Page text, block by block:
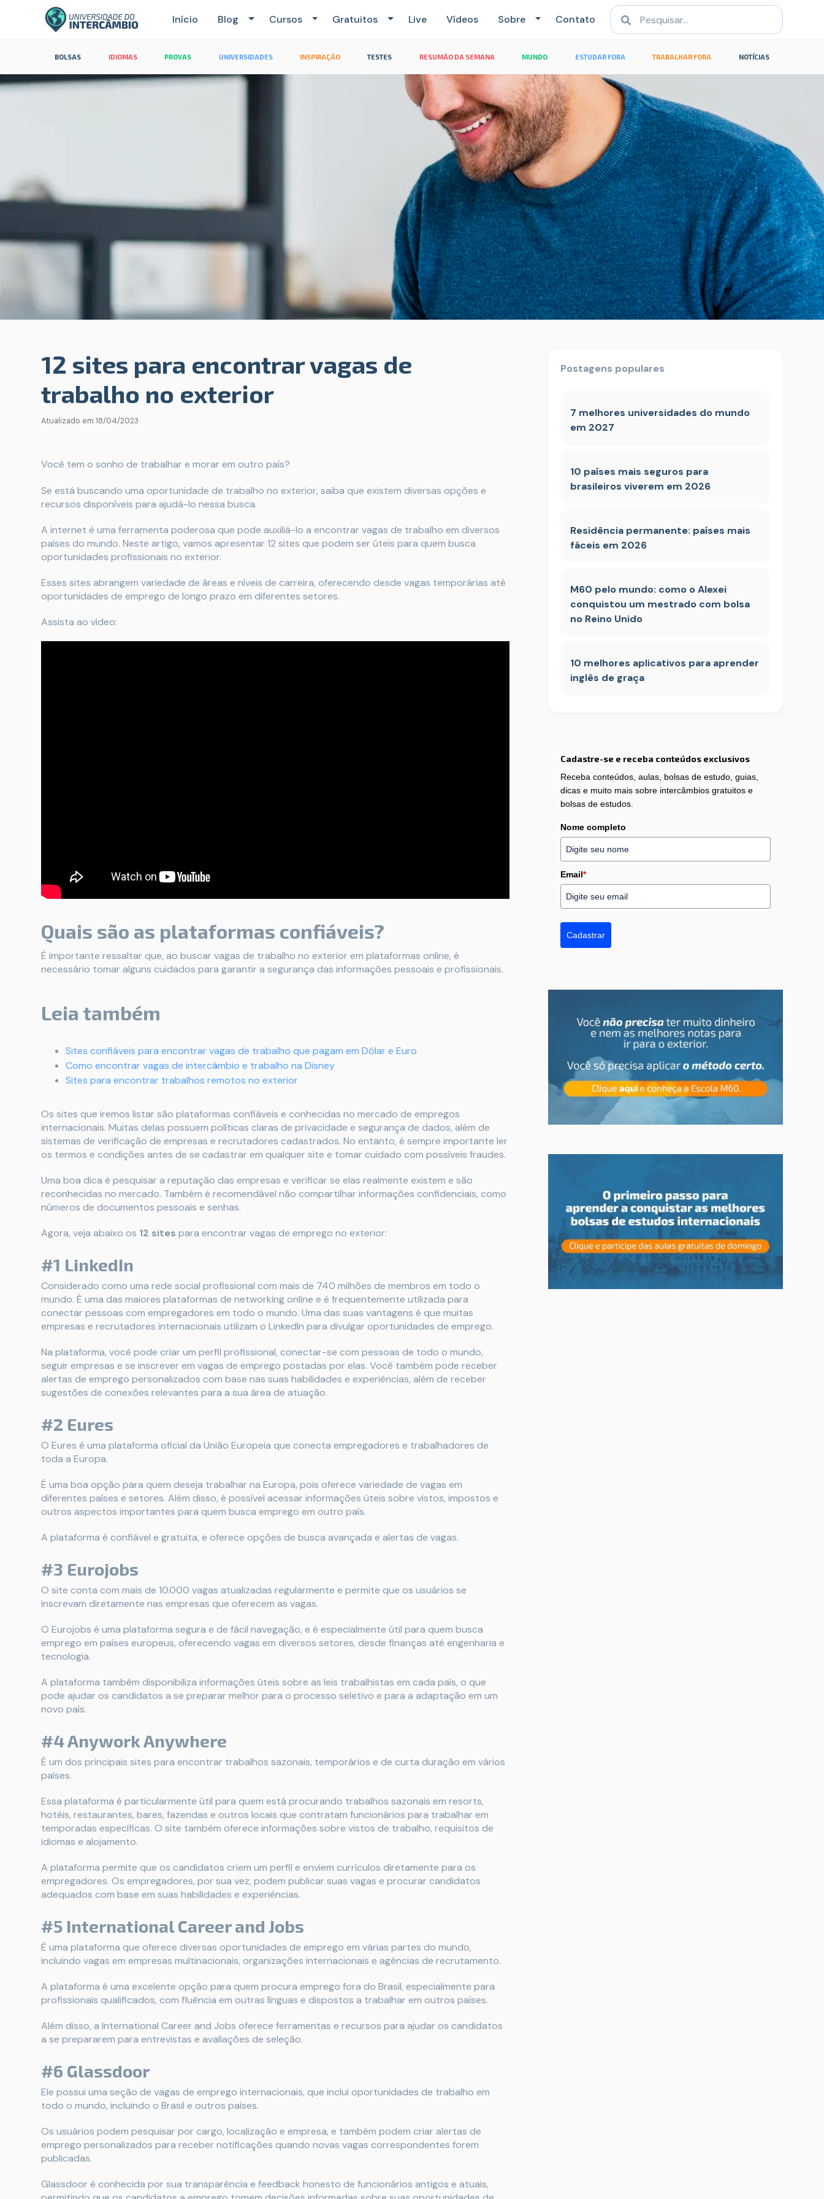
Início Blog Cursos Gratuitos Live Vídeos Sobre Contato
BOLSAS IDIOMAS PROVAS UNIVERSIDADES INSPIRAÇÃO TESTES RESUMÃO DA SEMANA MUNDO ESTUDAR FORA TRABALHAR FORA NOTÍCIAS
12 sites para encontrar vagas de
trabalho no exterior
Atualizado em 18/04/2023
Você tem o sonho de trabalhar e morar em outro país?
Se está buscando uma oportunidade de trabalho no exterior, saiba que existem diversas opções e
recursos disponíveis para ajudá-lo nessa busca.
A internet é uma ferramenta poderosa que pode auxiliá-lo a encontrar vagas de trabalho em diversos
países do mundo. Neste artigo, vamos apresentar 12 sites que podem ser úteis para quem busca
oportunidades profissionais no exterior.
Esses sites abrangem variedade de áreas e níveis de carreira, oferecendo desde vagas temporárias até
oportunidades de emprego de longo prazo em diferentes setores.
Assista ao vídeo:
Quais são as plataformas confiáveis?
É importante ressaltar que, ao buscar vagas de trabalho no exterior em plataformas online, é
necessário tomar alguns cuidados para garantir a segurança das informações pessoais e profissionais.
Leia também
Sites confiáveis para encontrar vagas de trabalho que pagam em Dólar e Euro
Como encontrar vagas de intercâmbio e trabalho na Disney
Sites para encontrar trabalhos remotos no exterior
Os sites que iremos listar são plataformas confiáveis e conhecidas no mercado de empregos
internacionais. Muitas delas possuem políticas claras de privacidade e segurança de dados, além de
sistemas de verificação de empresas e recrutadores cadastrados. No entanto, é sempre importante ler
os termos e condições antes de se cadastrar em qualquer site e tomar cuidado com possíveis fraudes.
Uma boa dica é pesquisar a reputação das empresas e verificar se elas realmente existem e são
reconhecidas no mercado. Também é recomendável não compartilhar informações confidenciais, como
números de documentos pessoais e senhas.
Agora, veja abaixo os 12 sites para encontrar vagas de emprego no exterior:
#1 LinkedIn
Considerado como uma rede social profissional com mais de 740 milhões de membros em todo o
mundo. É uma das maiores plataformas de networking online e é frequentemente utilizada para
conectar pessoas com empregadores em todo o mundo. Uma das suas vantagens é que muitas
empresas e recrutadores internacionais utilizam o LinkedIn para divulgar oportunidades de emprego.
Na plataforma, você pode criar um perfil profissional, conectar-se com pessoas de todo o mundo,
seguir empresas e se inscrever em vagas de emprego postadas por elas. Você também pode receber
alertas de emprego personalizados com base nas suas habilidades e experiências, além de receber
sugestões de conexões relevantes para a sua área de atuação.
#2 Eures
O Eures é uma plataforma oficial da União Europeia que conecta empregadores e trabalhadores de
toda a Europa.
É uma boa opção para quem deseja trabalhar na Europa, pois oferece variedade de vagas em
diferentes países e setores. Além disso, é possível acessar informações úteis sobre vistos, impostos e
outros aspectos importantes para quem busca emprego em outro país.
A plataforma é confiável e gratuita, e oferece opções de busca avançada e alertas de vagas.
#3 Eurojobs
O site conta com mais de 10.000 vagas atualizadas regularmente e permite que os usuários se
inscrevam diretamente nas empresas que oferecem as vagas.
O Eurojobs é uma plataforma segura e de fácil navegação, e é especialmente útil para quem busca
emprego em países europeus, oferecendo vagas em diversos setores, desde finanças até engenharia e
tecnologia.
A plataforma também disponibiliza informações úteis sobre as leis trabalhistas em cada país, o que
pode ajudar os candidatos a se preparar melhor para o processo seletivo e para a adaptação em um
novo país.
#4 Anywork Anywhere
É um dos principais sites para encontrar trabalhos sazonais, temporários e de curta duração em vários
países.
Essa plataforma é particularmente útil para quem está procurando trabalhos sazonais em resorts,
hotéis, restaurantes, bares, fazendas e outros locais que contratam funcionários para trabalhar em
temporadas específicas. O site também oferece informações sobre vistos de trabalho, requisitos de
idiomas e alojamento.
A plataforma permite que os candidatos criem um perfil e enviem currículos diretamente para os
empregadores. Os empregadores, por sua vez, podem publicar suas vagas e procurar candidatos
adequados com base em suas habilidades e experiências.
#5 International Career and Jobs
É uma plataforma que oferece diversas oportunidades de emprego em várias partes do mundo,
incluindo vagas em empresas multinacionais, organizações internacionais e agências de recrutamento.
A plataforma é uma excelente opção para quem procura emprego fora do Brasil, especialmente para
profissionais qualificados, com fluência em outras línguas e dispostos a trabalhar em outros países.
Além disso, a International Career and Jobs oferece ferramentas e recursos para ajudar os candidatos
a se prepararem para entrevistas e avaliações de seleção.
#6 Glassdoor
Ele possui uma seção de vagas de emprego internacionais, que inclui oportunidades de trabalho em
todo o mundo, incluindo o Brasil e outros países.
Os usuários podem pesquisar por cargo, localização e empresa, e também podem criar alertas de
emprego personalizados para receber notificações quando novas vagas correspondentes forem
publicadas.
Glassdoor é conhecida por sua transparência e feedback honesto de funcionários antigos e atuais,
Postagens populares
7 melhores universidades do mundo
em 2027
10 países mais seguros para
brasileiros viverem em 2026
Residência permanente: países mais
fáceis em 2026
M60 pelo mundo: como o Alexei
conquistou um mestrado com bolsa
no Reino Unido
10 melhores aplicativos para aprender
inglês de graça
Cadastre-se e receba conteúdos exclusivos
Receba conteúdos, aulas, bolsas de estudo, guias,
dicas e muito mais sobre intercâmbios gratuitos e
bolsas de estudos.
Nome completo
Email*
Cadastrar